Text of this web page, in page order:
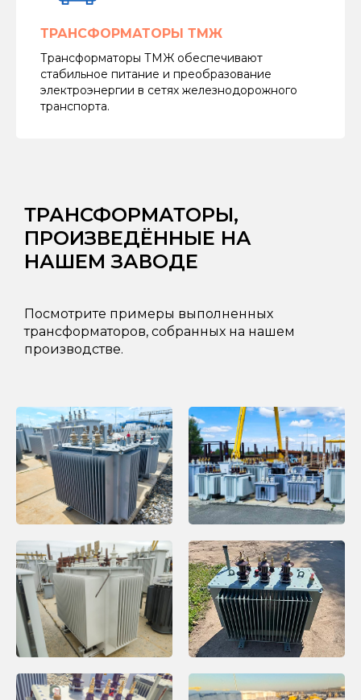
ТРАНСФОРМАТОРЫ ТМЖ
Трансформаторы ТМЖ обеспечивают
стабильное питание и преобразование
электроэнергии в сетях железнодорожного
транспорта.
ТРАНСФОРМАТОРЫ,
ПРОИЗВЕДЁННЫЕ НА
НАШЕМ ЗАВОДЕ
Посмотрите примеры выполненных
трансформаторов, собранных на нашем
производстве.